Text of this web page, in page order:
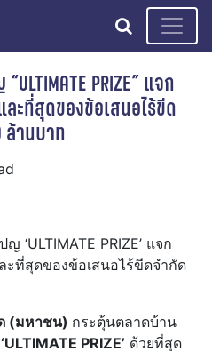
search
PRIZE” แจก
ะที่สุดของข้อเสนอไร้ขีด
ล้านบาท
‘ULTIMATE PRIZE’ แจก
ะที่สุดของข้อเสนอไร้ขีดจำกัด
(มหาชน) กระตุ้นตลาดบ้าน
‘ULTIMATE PRIZE’ ด้วยที่สุด